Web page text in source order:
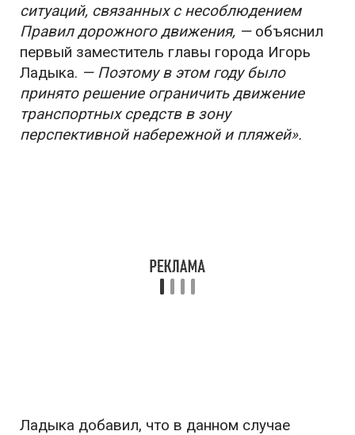
ситуаций, связанных с несоблюдением
Правил дорожного движения, — объяснил
первый заместитель главы города Игорь
Ладыка. — Поэтому в этом году было
принято решение ограничить движение
транспортных средств в зону
перспективной набережной и пляжей».
Ладыка добавил, что в данном случае